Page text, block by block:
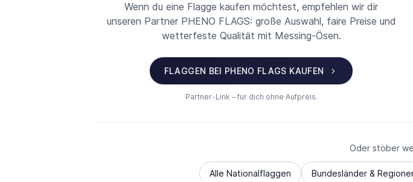
Wenn du eine Flagge kaufen möchtest, empfehlen wir dir
unseren Partner PHENO FLAGS: große Auswahl, faire Preise und
wetterfeste Qualität mit Messing-Ösen.
FLAGGEN BEI PHENO FLAGS KAUFEN
Partner-Link – für dich ohne Aufpreis.
Oder stöber
Alle Nationalflaggen Bundesländer &